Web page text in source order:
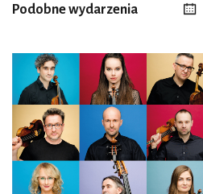
Podobne wydarzenia